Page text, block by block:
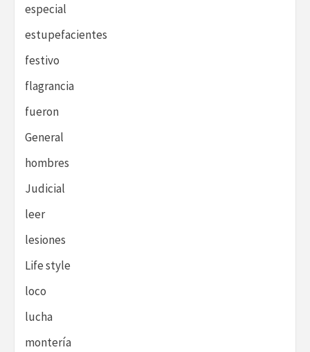
especial
estupefacientes
festivo
flagrancia
fueron
General
hombres
Judicial
leer
lesiones
Life style
loco
lucha
montería